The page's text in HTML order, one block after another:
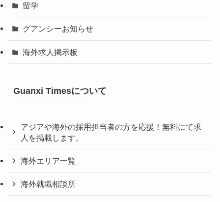
留学
グアンシーお知らせ
海外求人掲示板
Guanxi Timesについて
アジアや海外の採用担当者の方を応援！無料にて求
人を掲載します。
海外エリア一覧
海外就職相談所